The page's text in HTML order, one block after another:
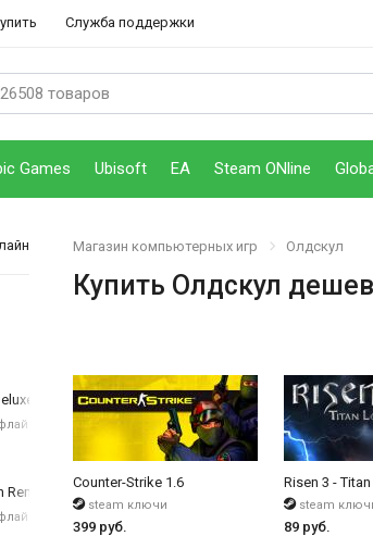
Служба поддержки
Games Ubisoft EA Steam ONline
Edition (Хогвартс. Наследие)
Remastered
Магазин компьютерных игр Олдскул
Купить Олдскул
Counter-Strike 1.6
steam ключи
399 руб.
Risen 3 -
steam
89 руб.